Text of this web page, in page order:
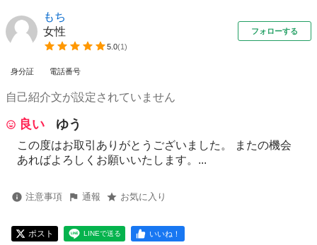
もち
女性
5.0(1)
フォローする
身分証 電話番号
自己紹介文が設定されていません
良い ゆう
この度はお取引ありがとうございました。 またの機会
あればよろしくお願いいたします。...
注意事項 通報 お気に入り
ポスト LINEで送る いいね！